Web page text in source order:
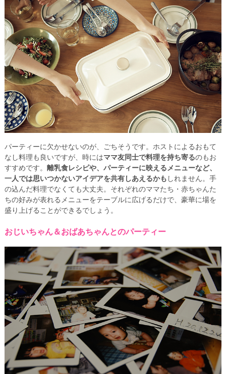
パーティーに欠かせないのが、ごちそうです。ホストによるおもて
なし料理も良いですが、時にはママ友同士で料理を持ち寄るのもお
すすめです。 離乳食レシピや、パーティーに映えるメニューなど、
一人では思いつかないアイデアを共有しあえるかも しれません。手
の込んだ料理でなくても大丈夫。それぞれのママたち・赤ちゃんた
ちの好みが表れるメニューをテーブルに広げるだけで、豪華に場を
盛り上げることができるでしょう。
おじいちゃん＆おばあちゃんとのパーティー